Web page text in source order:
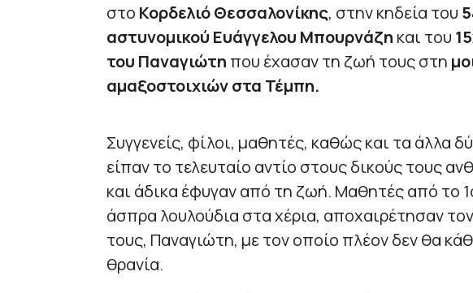
στο Κορδελιό Θεσσαλονίκης, στην κηδεία του
αστυνομικού Ευάγγελου Μπουρνάζη και του
του Παναγιώτη που έχασαν τη ζωή τους στη
αμαξοστοιχιών στα Τέμπη.
Συγγενείς, φίλοι, μαθητές, καθώς και τα άλλα
είπαν το τελευταίο αντίο στους δικούς τους
και άδικα έφυγαν από τη ζωή. Μαθητές από το
άσπρα λουλούδια στα χέρια, αποχαιρέτησαν
τους, Παναγιώτη, με τον οποίο πλέον δεν θα
θρανία.